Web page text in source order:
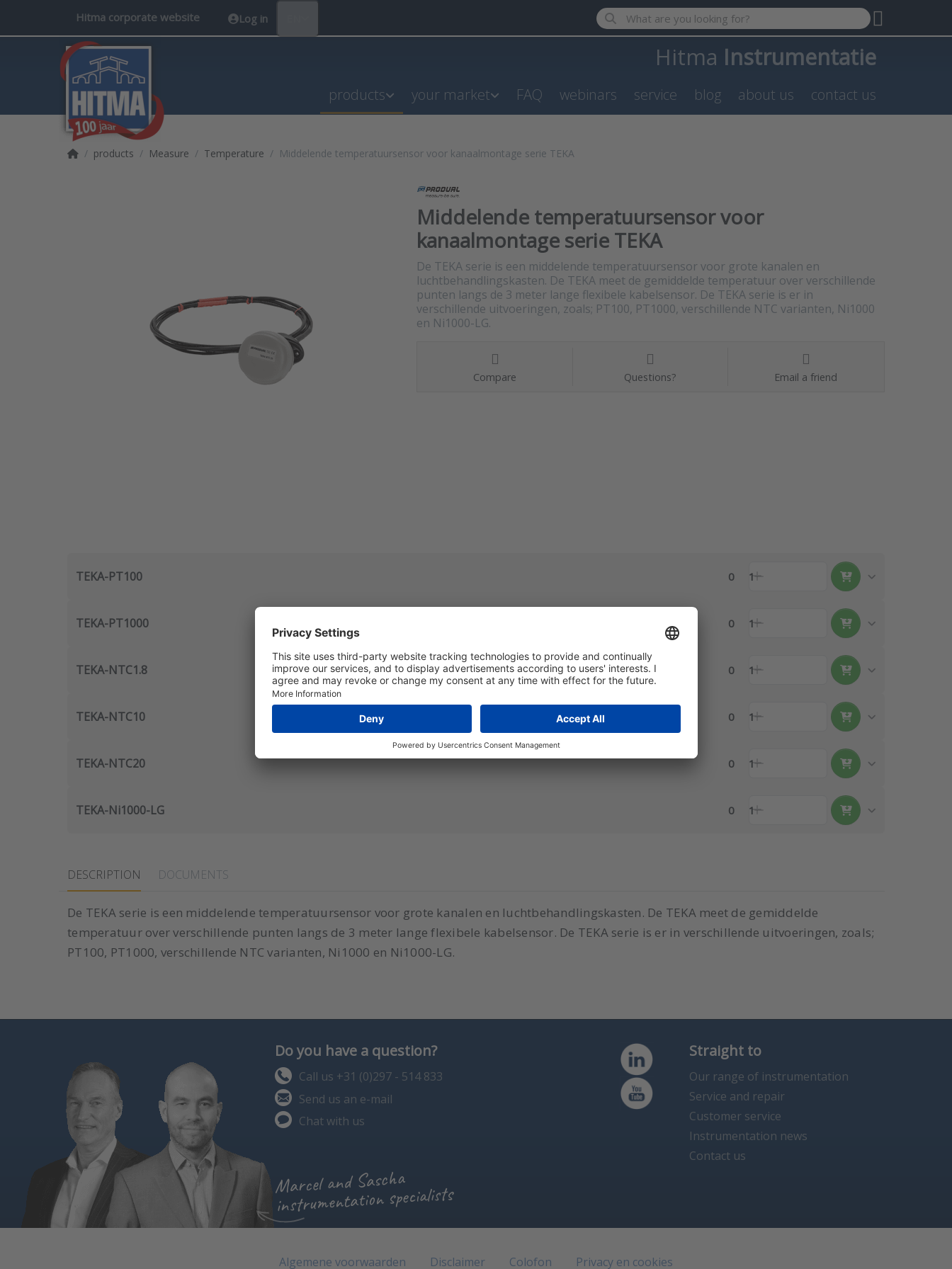
Hitma corporate website Log in Enter a search term. Results will appear automatically as you
Hitma Instrumentatie
products your market FAQ webinars service blog about us contact us
Home page
products Measure Temperature Middelende temperatuursensor voor kanaalmontage serie TEKA
Middelende temperatuursensor voor
kanaalmontage serie TEKA
De TEKA serie is een middelende temperatuursensor voor grote kanalen en
luchtbehandlingskasten. De TEKA meet de gemiddelde temperatuur over verschillende
punten langs de 3 meter lange flexibele kabelsensor. De TEKA serie is er in
verschillende uitvoeringen, zoals; PT100, PT1000, verschillende NTC varianten, Ni1000
en Ni1000-LG.
Compare Questions? Email a friend
TEKA-PT100 0 1
TEKA-PT1000 0 1
TEKA-NTC1.8 0 1
TEKA-NTC10 0 1
TEKA-NTC20 0 1
TEKA-Ni1000-LG 0 1
DESCRIPTION DOCUMENTS
De TEKA serie is een middelende temperatuursensor voor grote kanalen en luchtbehandlingskasten. De TEKA meet de gemiddelde
temperatuur over verschillende punten langs de 3 meter lange flexibele kabelsensor. De TEKA serie is er in verschillende uitvoeringen, zoals;
PT100, PT1000, verschillende NTC varianten, Ni1000 en Ni1000-LG.
Do you have a question?
Call us +31 (0)297 - 514 833
Send us an e-mail
Chat with us
Marcel and Sascha
instrumentation specialists
Straight to
Our range of instrumentation
Service and repair
Customer service
Instrumentation news
Contact us
Algemene voorwaarden Disclaimer Colofon Privacy en cookies